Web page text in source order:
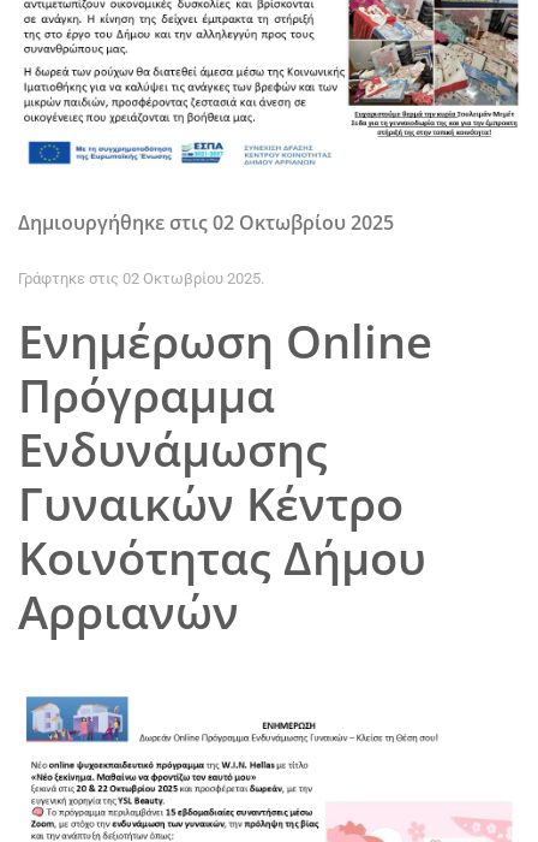
Δημιουργήθηκε στις02 Οκτωβρίου 2025
Γράφτηκε στις 02 Οκτωβρίου 2025.
Ενημέρωση Online
Πρόγραμμα
Ενδυνάμωσης
Γυναικών Κέντρο
Κοινότητας Δήμου
Αρριανών